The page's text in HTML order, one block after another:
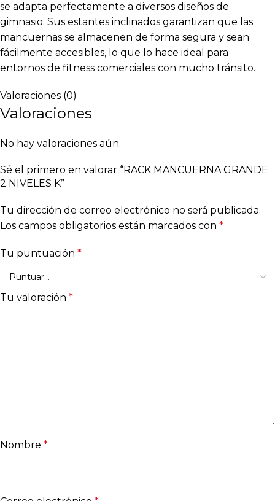
se adapta perfectamente a diversos diseños de
gimnasio. Sus estantes inclinados garantizan que las
mancuernas se almacenen de forma segura y sean
fácilmente accesibles, lo que lo hace ideal para
entornos de fitness comerciales con mucho tránsito.
Valoraciones (0)
Valoraciones
No hay valoraciones aún.
Sé el primero en valorar “RACK MANCUERNA GRANDE
2 NIVELES K”
Tu dirección de correo electrónico no será publicada.
Los campos obligatorios están marcados con *
Tu puntuación *
Tu valoración *
Nombre *